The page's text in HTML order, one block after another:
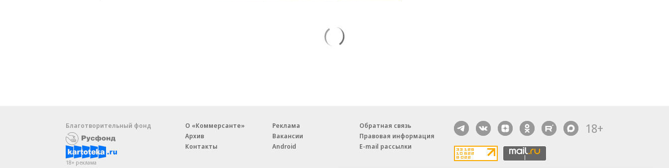
Благотворительный фонд
18+ реклама
О «Коммерсанте»
Архив
Контакты
Реклама
Вакансии
Android
Обратная связь
Правовая информация
E-mail рассылки
18+